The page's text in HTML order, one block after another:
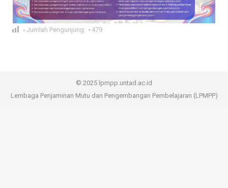
Jumlah Pengunjung: 479
© 2025 lpmpp.untad.ac.id
Lembaga Penjaminan Mutu dan Pengembangan Pembelajaran (LPMPP)